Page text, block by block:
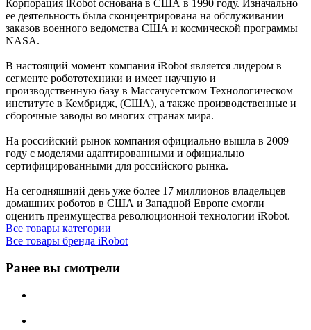
Корпорация iRobot основана в США в 1990 году. Изначально
ее деятельность была сконцентрирована на обслуживании
заказов военного ведомства США и космической программы
NASA.
В настоящий момент компания iRobot является лидером в
сегменте робототехники и имеет научную и
производственную базу в Массачусетском Технологическом
институте в Кембридж, (США), а также производственные и
сборочные заводы во многих странах мира.
На российский рынок компания официально вышла в 2009
году с моделями адаптированными и официально
сертифицированными для российского рынка.
На сегодняшний день уже более 17 миллионов владельцев
домашних роботов в CША и Западной Европе смогли
оценить преимущества революционной технологии iRobot.
Все товары категории
Все товары бренда iRobot
Ранее вы смотрели